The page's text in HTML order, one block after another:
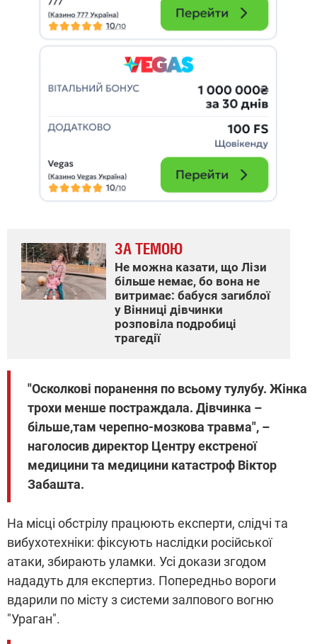
ЗА ТЕМОЮ
Не можна казати, що Лізи
більше немає, бо вона не
витримає: бабуся загиблої
у Вінниці дівчинки
розповіла подробиці
трагедії
"Осколкові поранення по всьому тулубу. Жінка
трохи менше постраждала. Дівчинка –
більше,там черепно-мозкова травма", –
наголосив директор Центру екстреної
медицини та медицини катастроф Віктор
Забашта.
На місці обстрілу працюють експерти, слідчі та
вибухотехніки: фіксують наслідки російської
атаки, збирають уламки. Усі докази згодом
нададуть для експертиз. Попередньо вороги
вдарили по місту з системи залпового вогню
"Ураган".